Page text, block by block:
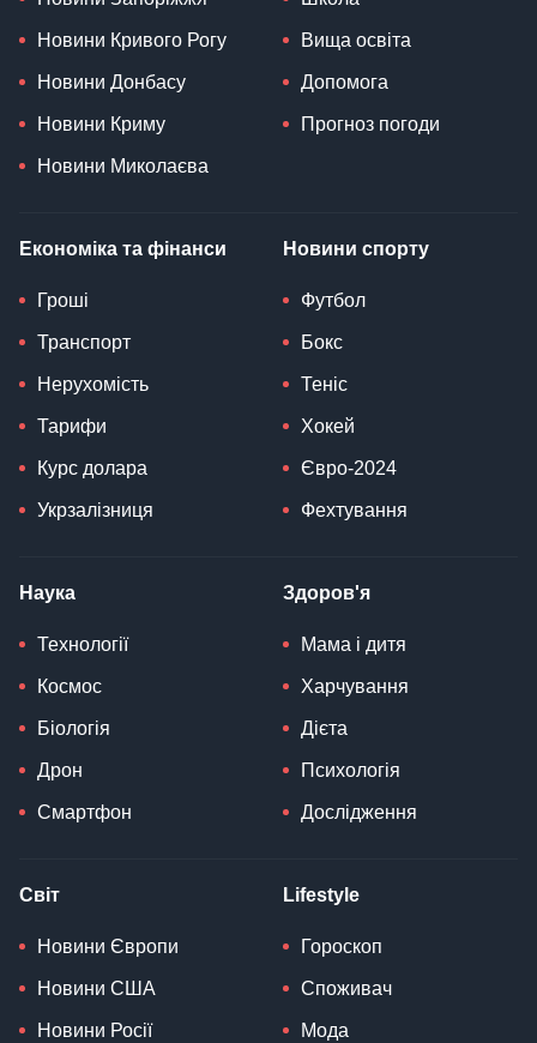
Новини Кривого Рогу
Новини Донбасу
Новини Криму
Новини Миколаєва
Вища освіта
Допомога
Прогноз погоди
Економіка та фінанси
Гроші
Транспорт
Нерухомість
Тарифи
Курс долара
Укрзалізниця
Новини спорту
Футбол
Бокс
Теніс
Хокей
Євро-2024
Фехтування
Наука
Технології
Космос
Біологія
Дрон
Смартфон
Здоров'я
Мама і дитя
Харчування
Дієта
Психологія
Дослідження
Світ
Новини Європи
Новини США
Новини Росії
Lifestyle
Гороскоп
Споживач
Мода